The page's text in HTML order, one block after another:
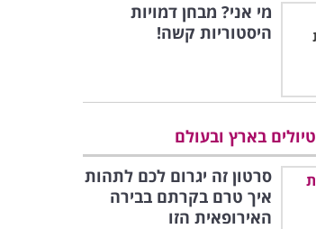
מי אני? מבחן דמויות
היסטוריות קשה!
טיולים בארץ ובעולם
סרטון זה יגרום לכם לתהות
איך טרם בקרתם בבירה
האירופאית הזו